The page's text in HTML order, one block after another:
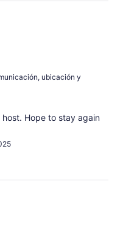
ubicación y
Hope to stay again